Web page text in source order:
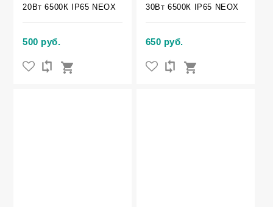
20Вт 6500К IP65 NEOX
500 руб.
30Вт 6500К IP65 NEOX
650 руб.